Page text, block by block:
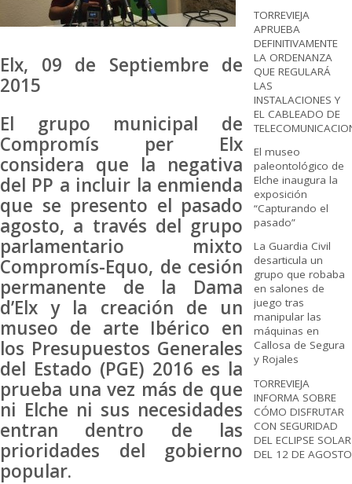
Elx, 09 de Septiembre de
2015
El grupo municipal de
Compromís per Elx
considera que la negativa
del PP a incluir la enmienda
que se presento el pasado
agosto, a través del grupo
parlamentario mixto
Compromís-Equo, de cesión
permanente de la Dama
d’Elx y la creación de un
museo de arte Ibérico en
los Presupuestos Generales
del Estado (PGE) 2016 es la
prueba una vez más de que
ni Elche ni sus necesidades
entran dentro de las
prioridades del gobierno
popular.
TORREVIEJA
APRUEBA
DEFINITIVAMENTE
LA ORDENANZA
QUE REGULARÁ
LAS
INSTALACIONES Y
EL CABLEADO DE
El museo
paleontológico de
Elche inaugura la
exposición
“Capturando el
pasado”
La Guardia Civil
desarticula un
grupo que robaba
en salones de
juego tras
manipular las
máquinas en
Callosa de Segura
y Rojales
TORREVIEJA
INFORMA SOBRE
CÓMO DISFRUTAR
CON SEGURIDAD
DEL ECLIPSE SOLAR
DEL 12 DE AGOSTO